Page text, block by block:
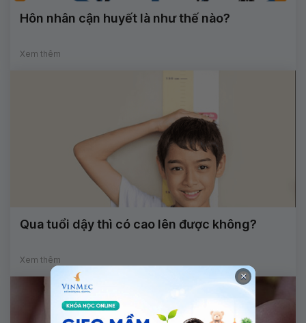
Hôn nhân cận huyết là như thế nào?
Xem thêm
Qua tuổi dậy thì có cao lên được không?
Xem thêm
×